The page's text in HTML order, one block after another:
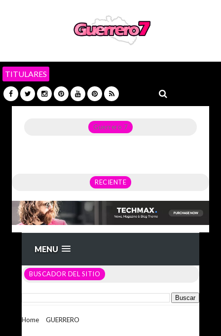
TITULARES
Guerrero 7
RECIENTE
MENU
BUSCADOR DEL SITIO
Home GUERRERO